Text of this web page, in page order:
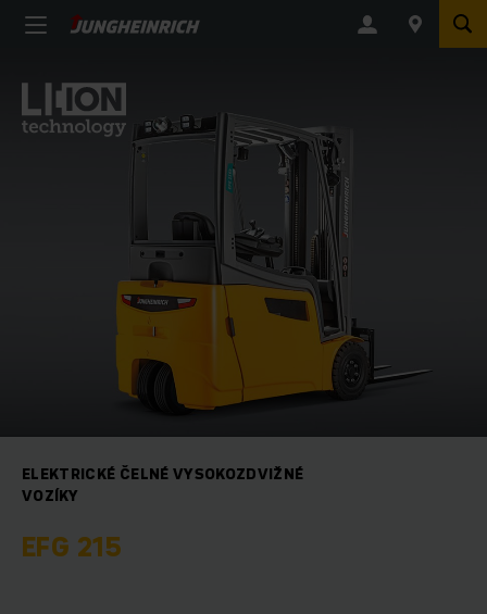
ELEKTRICKÉ ČELNÉ VYSOKOZDVIŽNÉ
VOZÍKY
EFG 215